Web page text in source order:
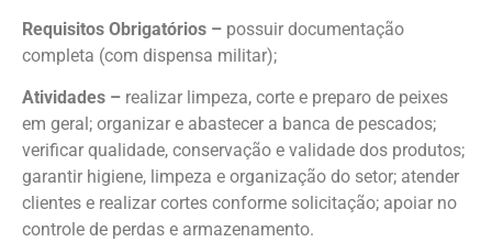
Requisitos Obrigatórios – possuir documentação
completa (com dispensa militar);
Atividades – realizar limpeza, corte e preparo de peixes
em geral; organizar e abastecer a banca de pescados;
verificar qualidade, conservação e validade dos produtos;
garantir higiene, limpeza e organização do setor; atender
clientes e realizar cortes conforme solicitação; apoiar no
controle de perdas e armazenamento.